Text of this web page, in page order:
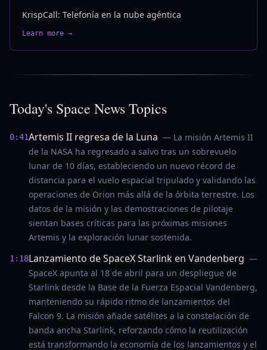
KrispCall: Telefonía en la nube agéntica
Learn more →
Today's Space News Topics
0:41Artemis II regresa de la Luna — La misión Artemis II
de la NASA ha regresado a salvo tras un sobrevuelo
lunar de 10 días, estableciendo un nuevo récord de
distancia para el vuelo espacial tripulado y validando las
operaciones de Orion más allá de la órbita terrestre. Los
datos de la misión y las demostraciones de pilotaje
sientan bases críticas para las próximas misiones
Artemis y la exploración lunar sostenida.
1:18Lanzamiento de SpaceX Starlink en Vandenberg —
SpaceX apunta al 18 de abril para un despliegue de
Starlink desde la Base de la Fuerza Espacial Vandenberg,
manteniendo su rápido ritmo de lanzamientos del
Falcon 9. La misión añade satélites a la constelación de
banda ancha Starlink, reforzando cómo la reutilización
está transformando la economía de los lanzamientos y el